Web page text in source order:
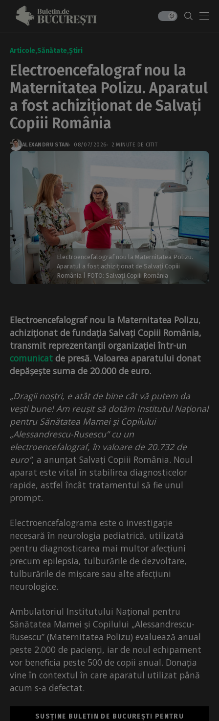
Articole Sănătate Știri
Electroencefalograf nou la
Maternitatea Polizu. Aparatul
a fost achiziționat de Salvați
Copiii România
ALEXANDRU STAN 08/07/2026 2 MINUTE DE CITIT
Electroencefalograf nou la Maternitatea Polizu.
Aparatul a fost achiziționat de Salvați Copiii
România | FOTO: Salvați Copiii România
Electroencefalograf nou la Maternitatea Polizu,
achiziționat de fundația Salvați Copiii România,
transmit reprezentanții organizației într-un
comunicat de presă. Valoarea aparatului donat
depășește suma de 20.000 de euro.
„Dragii noștri, e atât de bine cât vă putem da
vești bune! Am reușit să dotăm Institutul Național
pentru Sănătatea Mamei și Copilului
„Alessandrescu-Rusescu” cu un
electroencefalograf, în valoare de 20.732 de
euro”, a anunțat Salvați Copiii România. Noul
aparat este vital în stabilirea diagnosticelor
rapide, astfel încât tratamentul să fie unul
prompt.
Electroencefalograma este o investigație
necesară în neurologia pediatrică, utilizată
pentru diagnosticarea mai multor afecțiuni
precum epilepsia, tulburările de dezvoltare,
tulburările de mișcare sau alte afecțiuni
neurologice.
Ambulatoriul Institutului Național pentru
Sănătatea Mamei și Copilului „Alessandrescu-
Rusescu” (Maternitatea Polizu) evaluează anual
peste 2.000 de pacienți, iar de noul echipament
vor beneficia peste 500 de copii anual. Donația
vine în contextul în care aparatul utilizat până
acum s-a defectat.
SUSȚINE BULETIN DE BUCUREȘTI PENTRU